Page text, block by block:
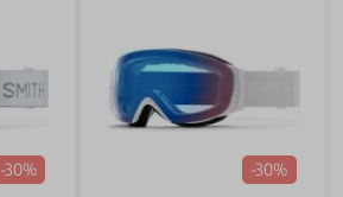
-30% -30%